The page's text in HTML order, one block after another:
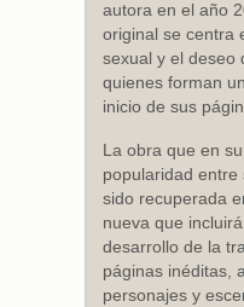
autora en el año
original se centra
sexual y el deseo
quienes forman
inicio de sus
La obra que en
popularidad entre
sido recuperada
nueva que
desarrollo de la
páginas inéditas,
personajes y